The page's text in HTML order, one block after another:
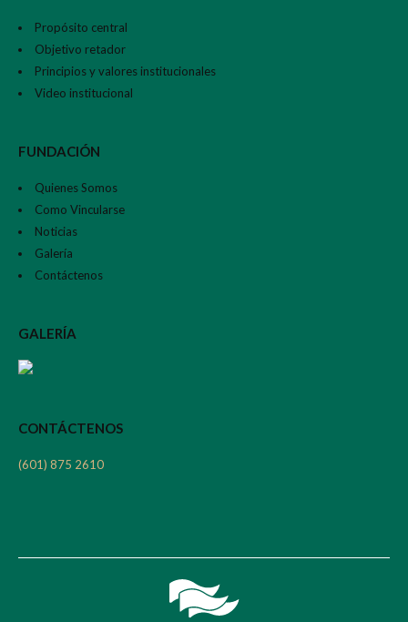
Propósito central
Objetivo retador
Principios y valores institucionales
Video institucional
FUNDACIÓN
Quienes Somos
Como Vincularse
Noticias
Galería
Contáctenos
GALERÍA
CONTÁCTENOS
(601) 875 2610